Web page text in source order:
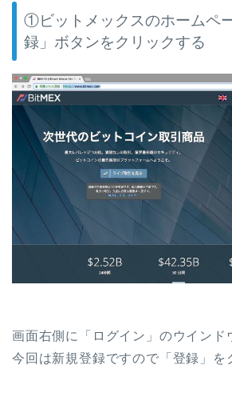
①ビットメックスのホームペ
録」ボタンをクリックする
画面右側に「ログイン」のウインド
今回は新規登録ですので「登録」を